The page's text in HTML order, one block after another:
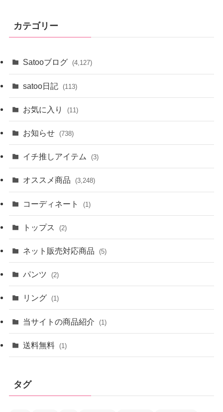
ブ
カテゴリー
Satooブログ (4,127)
satoo日記 (113)
お気に入り (11)
お知らせ (738)
イチ推しアイテム (3)
オススメ商品 (3,248)
コーディネート (1)
トップス (2)
ネット販売対応商品 (5)
パンツ (2)
リング (1)
当サイトの商品紹介 (1)
送料無料 (1)
タグ